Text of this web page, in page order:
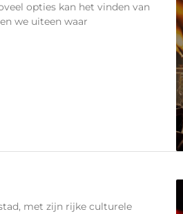
opties kan het vinden van
we uiteen waar
met zijn rijke culturele